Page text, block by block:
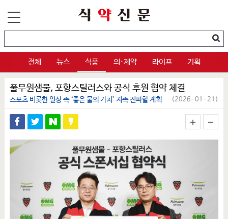
전체 뉴스 식품 의·제약 라이프 기획
풀무원샘물, 포항스틸러스와 공식 후원 협약 체결
스포츠 비롯한 일상 속 ‘좋은 물의 가치’ 지속 전파할 계획 (2026-01-21)